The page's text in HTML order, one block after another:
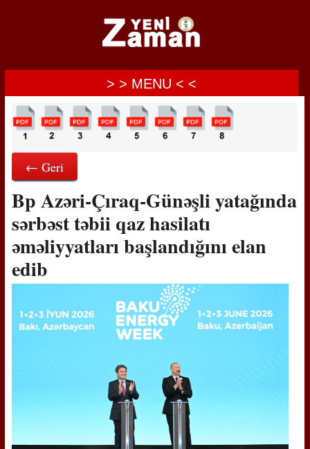
> > MENU < <
← Geri
Bp Azəri-Çıraq-Günəşli yatağında
sərbəst təbii qaz hasilatı
əməliyyatları başlandığını elan
edib